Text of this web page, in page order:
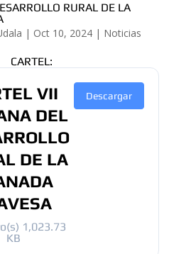
RURAL DE LA
| Oct 10, 2024| Noticias
CARTEL:
VII
DEL
DE LA
1,023.73
KB
Descargar